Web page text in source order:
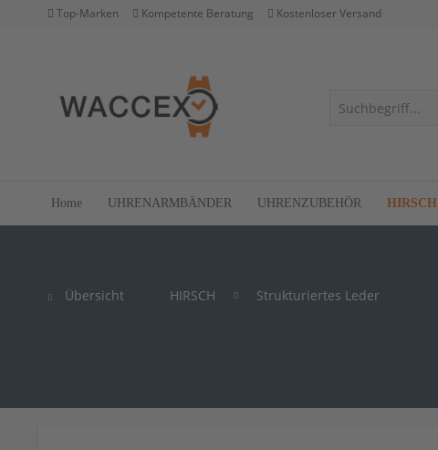
Top-Marken Kompetente Beratung Kostenloser Versand
Home UHRENARMBÄNDER UHRENZUBEHÖR HIRSCH
Übersicht HIRSCH Strukturiertes Leder